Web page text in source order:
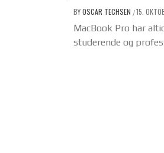
BYOSCAR TECHSEN /15.
MacBook Pro har
studerende og